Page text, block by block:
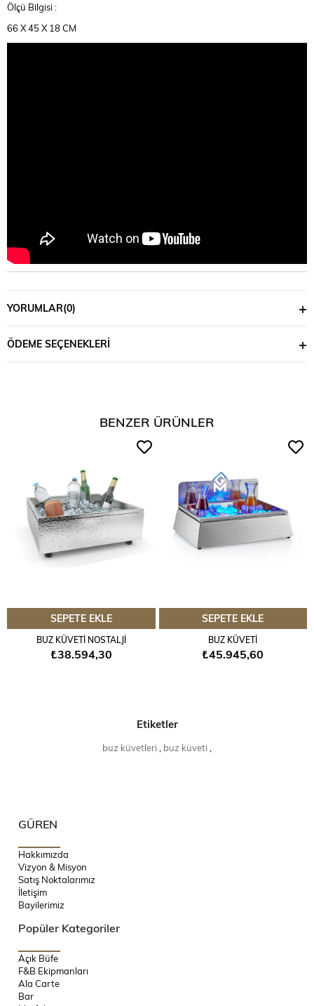
Ölçü Bilgisi :
66 X 45 X 18 CM
YORUMLAR(0)
ÖDEME SEÇENEKLERI
BENZER ÜRÜNLER
SEPETE EKLE
BUZ KÜVETİ NOSTALJİ
₺38.594,30
SEPETE EKLE
BUZ KÜVETİ
₺45.945,60
Etiketler
buz küvetleri buz küveti
GÜREN
Hakkımızda
Vizyon & Misyon
Satış Noktalarımız
İletişim
Bayilerimiz
Popüler Kategoriler
Açık Büfe
F&B Ekipmanları
Ala Carte
Bar